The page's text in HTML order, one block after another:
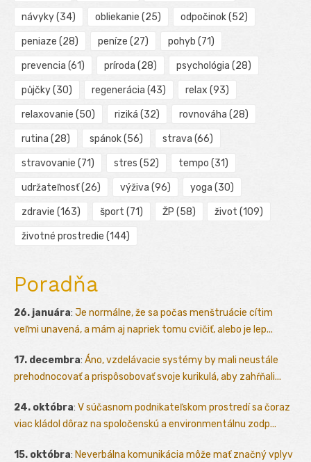
návyky(34) obliekanie (25) odpočinok(52)
peniaze (28) peníze (27) pohyb (71)
prevencia (61) príroda (28) psychológia (28)
půjčky(30) regenerácia (43) relax (93)
relaxovanie (50) riziká (32) rovnováha (28)
rutina (28) spánok(56) strava (66)
stravovanie (71) stres (52) tempo (31)
udržateľnosť(26) výživa (96) yoga (30)
zdravie (163) šport (71) ŽP (58) život (109)
životné prostredie (144)
Poradňa
26. januára: Je normálne, že sa počas menštruácie cítim
veľmi unavená, a mám aj napriek tomu cvičiť, alebo je lep...
17. decembra: Áno, vzdelávacie systémy by mali neustále
prehodnocovať a prispôsobovať svoje kurikulá, aby zahŕňali...
24. októbra: V súčasnom podnikateľskom prostredí sa čoraz
viac kládol dôraz na spoločenskú a environmentálnu zodp...
15. októbra: Neverbálna komunikácia môže mať značný vplyv